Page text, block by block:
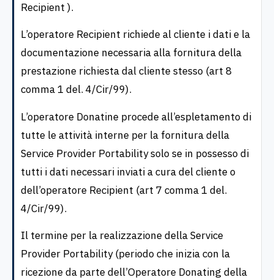
Recipient ).
L’operatore Recipient richiede al cliente i dati e la
documentazione necessaria alla fornitura della
prestazione richiesta dal cliente stesso (art 8
comma 1 del. 4/Cir/99).
L’operatore Donatine procede all’espletamento di
tutte le attività interne per la fornitura della
Service Provider Portability solo se in possesso di
tutti i dati necessari inviati a cura del cliente o
dell’operatore Recipient (art 7 comma 1 del.
4/Cir/99).
Il termine per la realizzazione della Service
Provider Portability (periodo che inizia con la
ricezione da parte dell’Operatore Donating della